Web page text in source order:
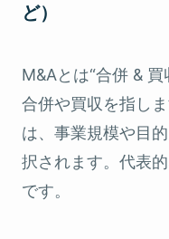
ど）
M&Aとは“合併 &
合併や買収を指し
は、事業規模や目
択されます。代表
です。